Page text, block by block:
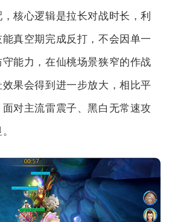
核心逻辑是拉长对战时长，利
真空期完成反打，不会因单一
能力，在仙桃场景狭窄的作战
果会得到进一步放大，相比平
对主流雷震子、黑白无常速攻